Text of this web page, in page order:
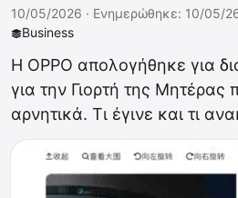
Business
10/05/2026 · Ενημερώθηκε: 10/05/
Η OPPO απολογήθηκε για
για την Γιορτή της Μητέρας
αρνητικά. Τι έγινε και τι